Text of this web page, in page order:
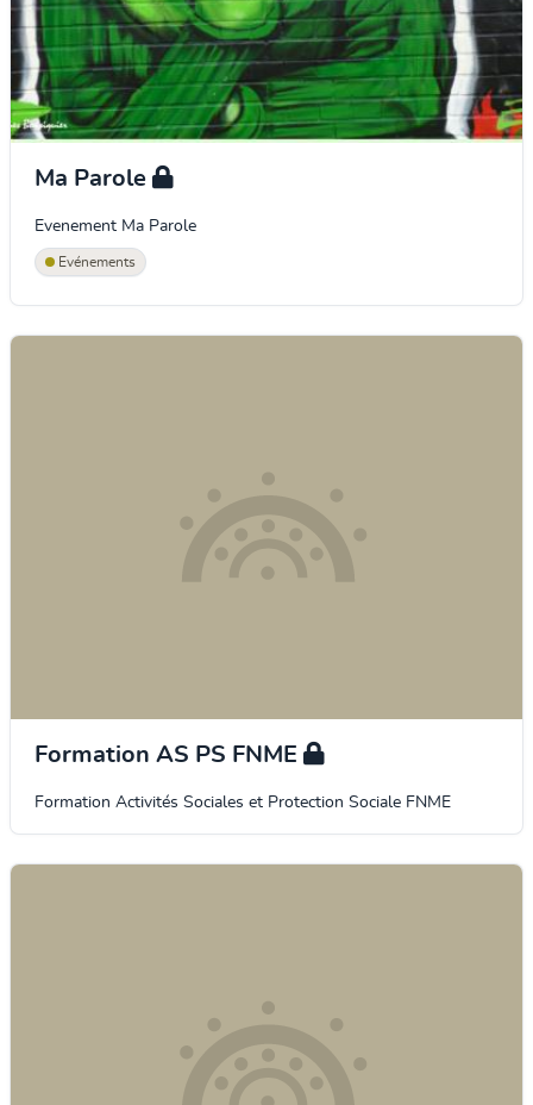
Ma Parole
Evenement Ma Parole
Evénements
Formation AS PS FNME
Formation Activités Sociales et Protection Sociale FNME